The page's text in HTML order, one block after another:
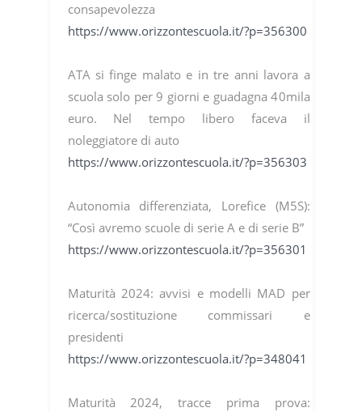
consapevolezza
https://www.orizzontescuola.it/?p=356300
ATA si finge malato e in tre anni lavora a
scuola solo per 9 giorni e guadagna 40mila
euro. Nel tempo libero faceva il
noleggiatore di auto
https://www.orizzontescuola.it/?p=356303
Autonomia differenziata, Lorefice (M5S):
“Così avremo scuole di serie A e di serie B”
https://www.orizzontescuola.it/?p=356301
Maturità 2024: avvisi e modelli MAD per
ricerca/sostituzione commissari e
presidenti
https://www.orizzontescuola.it/?p=348041
Maturità 2024, tracce prima prova: